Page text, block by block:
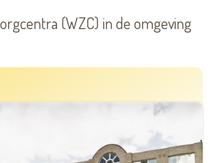
(WZC) in de omgeving